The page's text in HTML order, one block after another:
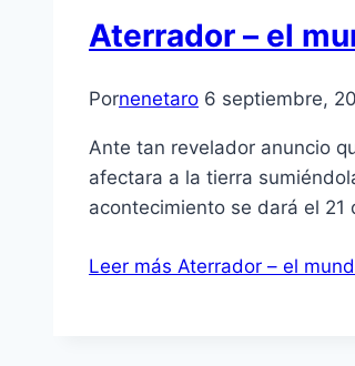
Aterrador – el
Pornenetaro 6 septiembre,
Ante tan revelador anuncio
afectara a la tierra
acontecimiento se dará el
Leer más Aterrador – el